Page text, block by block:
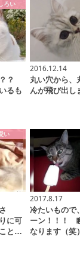
ろい
？？
るも
2016.12.14
丸い穴から、
んが飛び出し
い
に可
と…
2017.8.17
冷たいもので
ーン！！！
なります（笑）